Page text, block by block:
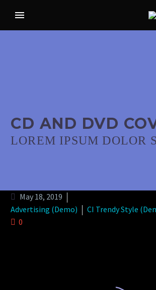
CD AND DVD
LOREM IPSUM DOLOR
May 18, 2019
Advertising (Demo)
CI Trendy Style
0